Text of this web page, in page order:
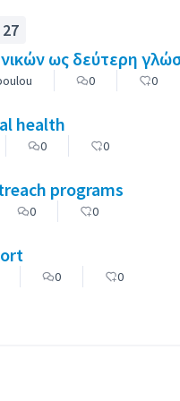
27
ως δεύτερη
0 0
health
0 0
programs
0 0
0 0